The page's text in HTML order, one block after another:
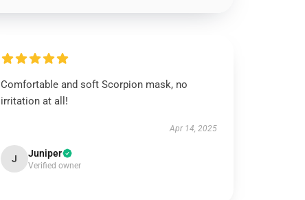
Comfortable and soft Scorpion mask, no
irritation at all!
Apr 14, 2025
J Juniper
Verified owner